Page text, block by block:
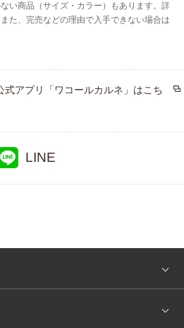
い商品（サイズ・カラー）もあります。詳
た、完売などの理由で入手できない場合は
式アプリ「ワコールカルネ」はこち
LINE